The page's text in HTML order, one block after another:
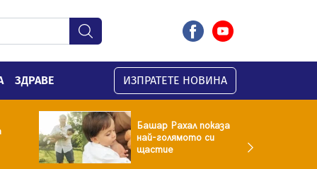
ЗДРАВЕ ИЗПРАТЕТЕ НОВИНА
Башар Рахал показа
най-голямото си
щастие